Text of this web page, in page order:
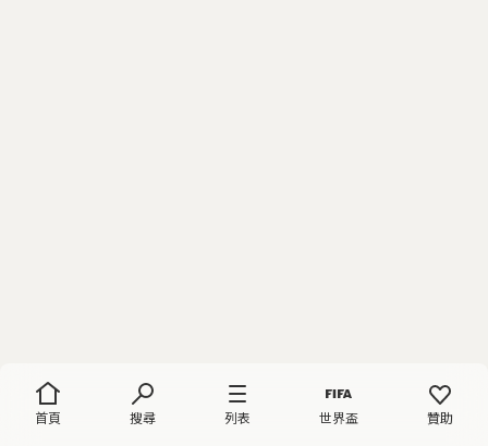
首頁 搜尋 列表 世界盃 贊助